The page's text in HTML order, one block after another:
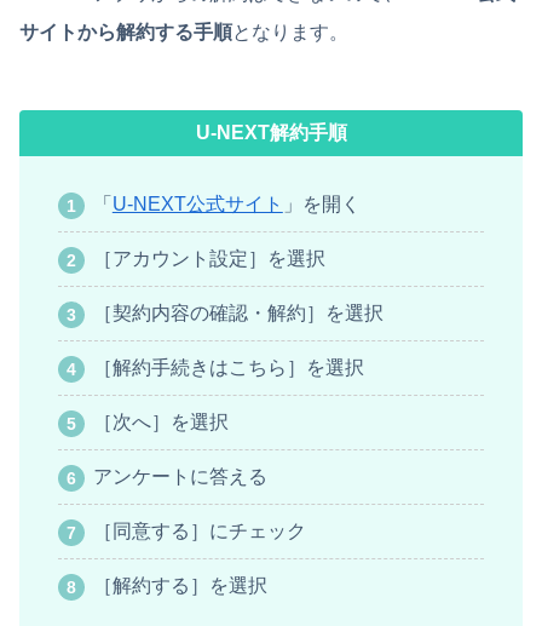
サイトから解約する手順となります。
U-NEXT解約手順
「 U-NEXT公式サイト 」を開く
［アカウント設定］を選択
［契約内容の確認・解約］を選択
［解約手続きはこちら］を選択
［次へ］を選択
アンケートに答える
［同意する］にチェック
［解約する］を選択